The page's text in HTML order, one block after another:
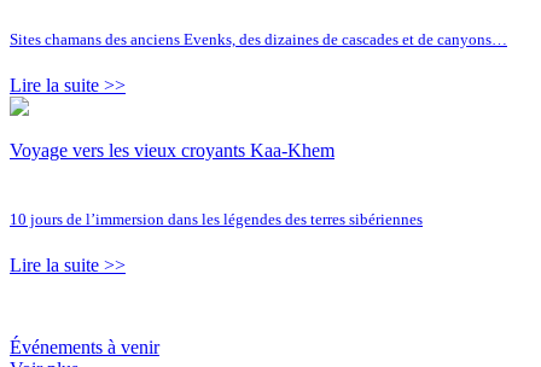
Sites chamans des anciens Evenks, des dizaines de cascades et de canyons…
Lire la suite >>
Voyage vers les vieux croyants Kaa-Khem
10 jours de l’immersion dans les légendes des terres sibériennes
Lire la suite >>
Événements à venir